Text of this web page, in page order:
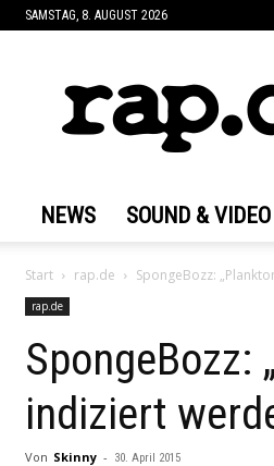
SAMSTAG, 8. AUGUST 2026
NEWS SOUND & VIDEO
Start rap.de SpongeBozz:
rap.de
SpongeBozz:
indiziert
Von Skinny - 30. April 2015